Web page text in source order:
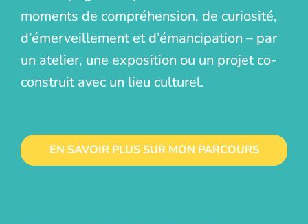
moments de compréhension, de curiosité,
d’émerveillement et d’émancipation – par
un atelier, une exposition ou un projet co-
construit avec un lieu culturel.
EN SAVOIR PLUS SUR MON PARCOURS